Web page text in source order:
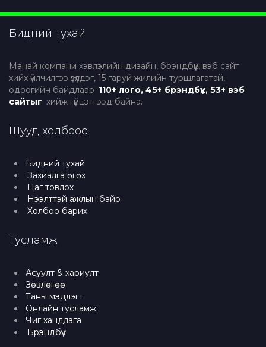
Бидний тухай
Манай компани хэвлэлийн дизайн, брэндбүүк, вэб сайт
хийх үйлчилгээ үзүүлдэг, 15 гаруй жилийн туршлагатай,
одоогийн байдлаар 110+ лого, 45+ брэндбүүк, 53+ вэб
сайтыг хийж гүйцэтгээд байна.
Шууд холбоос
Бидний тухай
Захиалга өгөх
Цаг товлох
Нээлттэй ажлын байр
Холбоо барих
Тусламж
Асуулт & хариулт
Зөвлөгөө
Таны мэдлэгт
Онлайн тусламж
Чиг хандлага
Брэндбүүк